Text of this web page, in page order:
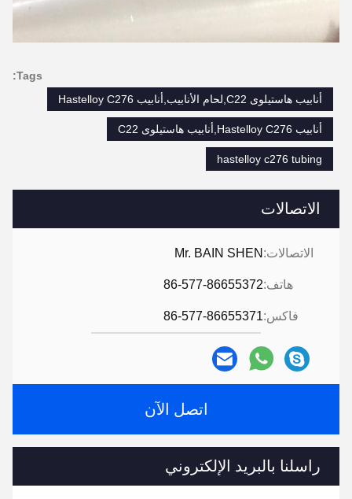
الاتصالات
الاتصالات: Mr. BAIN SHEN
هاتف:86-577-86655372
فاكس:86-577-86655371
اتصل الآن
راسلنا بالبريد الإلكتروني
Tags:
أنابيب هاستيلوى C22,لحام الأنابيب,أنابيب Hastelloy C276
أنابيب Hastelloy C276,أنابيب هاستيلوى C22
hastelloy c276 tubing